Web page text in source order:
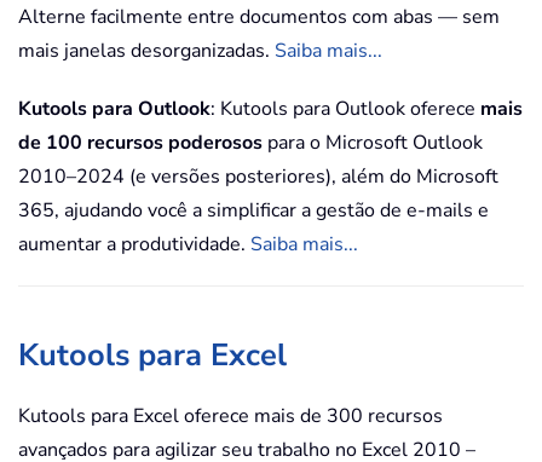
Alterne facilmente entre documentos com abas — sem
mais janelas desorganizadas. Saiba mais...
Kutools para Outlook: Kutools para Outlook oferece mais
de 100 recursos poderosos para o Microsoft Outlook
2010–2024 (e versões posteriores), além do Microsoft
365, ajudando você a simplificar a gestão de e-mails e
aumentar a produtividade. Saiba mais...
Kutools para Excel
Kutools para Excel oferece mais de 300 recursos
avançados para agilizar seu trabalho no Excel 2010 –